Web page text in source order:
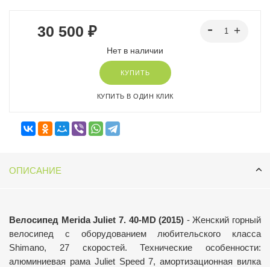
30 500 ₽
Нет в наличии
КУПИТЬ
КУПИТЬ В ОДИН КЛИК
ОПИСАНИЕ
Велосипед Merida Juliet 7. 40-MD (2015) - Женский горный
велосипед с оборудованием любительского класса
Shimano, 27 скоростей. Технические особенности:
алюминиевая рама Juliet Speed 7, амортизационная вилка